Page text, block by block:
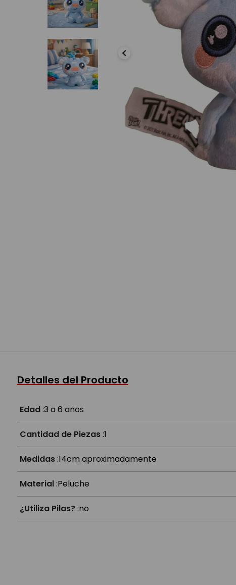
Detalles del Producto
Edad:3 a 6 años
Cantidad de Piezas:1
Medidas:14cm aproximadamente
Material:Peluche
¿Utiliza Pilas?:no